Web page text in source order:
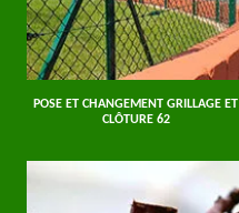
POSE ET CHANGEMENT GRILLAGE ET
CLÔTURE 62